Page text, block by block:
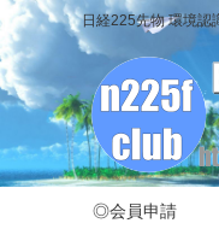
日経225先物 環境認
◎会員申請